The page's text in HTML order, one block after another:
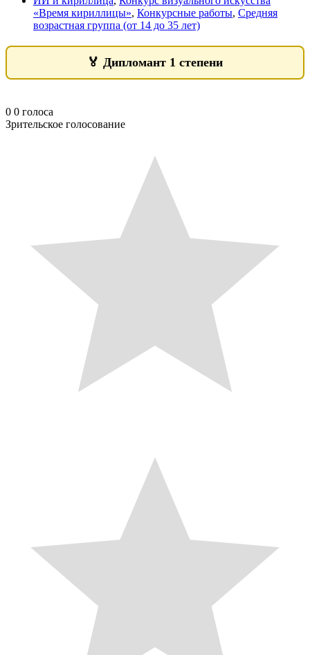
«Время кириллицы», Конкурсные работы, Средняя
возрастная группа (от 14 до 35 лет)
🏅 Дипломант 1 степени
0 0 голоса
Зрительское голосование